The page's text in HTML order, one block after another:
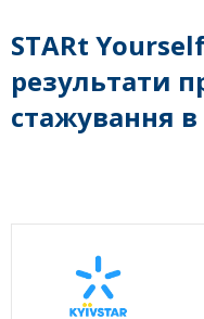
STARt
результати
стажування в